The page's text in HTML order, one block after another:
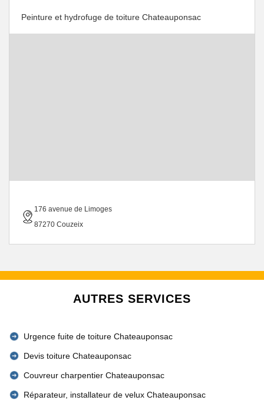
Peinture et hydrofuge de toiture Chateauponsac
176 avenue de Limoges
87270 Couzeix
AUTRES SERVICES
Urgence fuite de toiture Chateauponsac
Devis toiture Chateauponsac
Couvreur charpentier Chateauponsac
Réparateur, installateur de velux Chateauponsac